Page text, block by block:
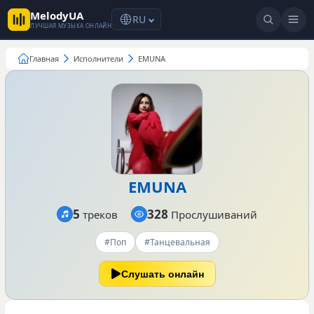
MelodyUA
ЛУЧШАЯ МУЗЫКА ОНЛАЙН RU
Главная Исполнители EMUNA
EMUNA
#Поп #Танцевальная
5 треков 328 Прослушиваний
Слушать онлайн